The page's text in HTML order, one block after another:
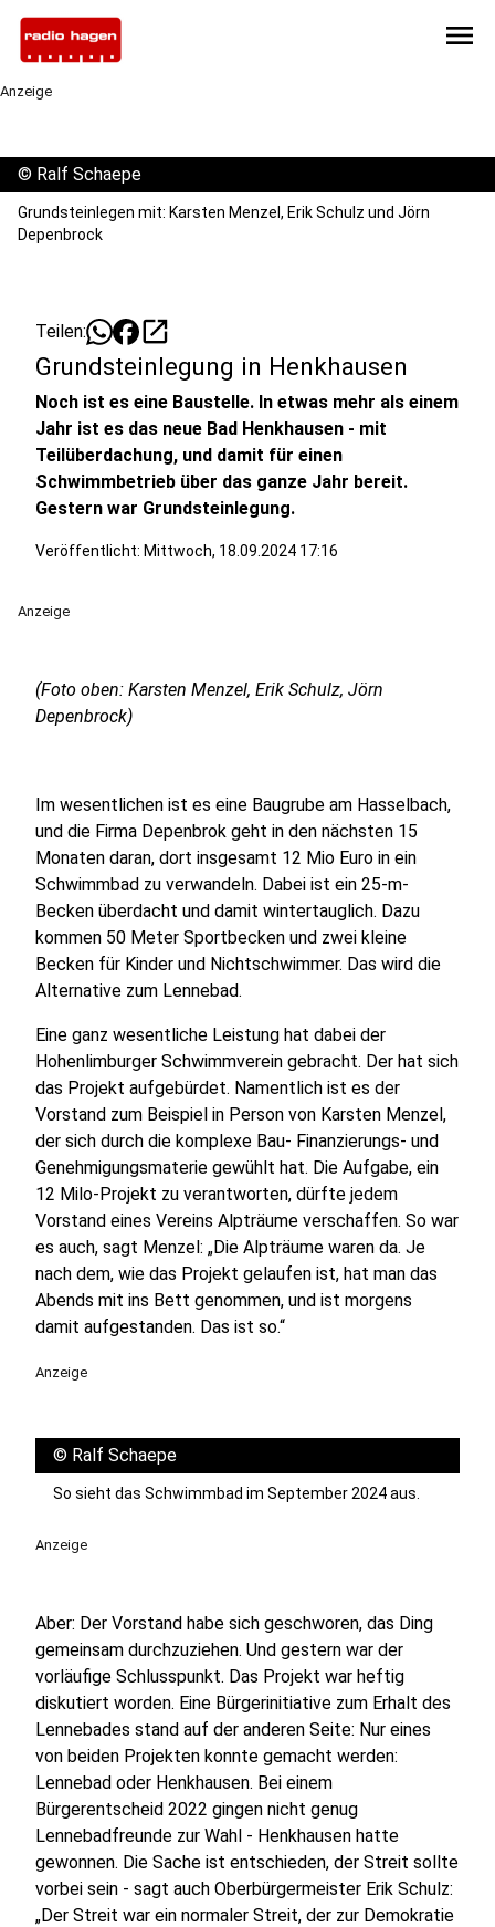
menu
Anzeige
© Ralf Schaepe
Grundsteinlegen mit: Karsten Menzel, Erik Schulz und Jörn
Depenbrock
Teilen: open_in_new
Grundsteinlegung in Henkhausen
Noch ist es eine Baustelle. In etwas mehr als einem
Jahr ist es das neue Bad Henkhausen - mit
Teilüberdachung, und damit für einen
Schwimmbetrieb über das ganze Jahr bereit.
Gestern war Grundsteinlegung.
Veröffentlicht: Mittwoch, 18.09.2024 17:16
Anzeige
(Foto oben: Karsten Menzel, Erik Schulz, Jörn
Depenbrock)
Im wesentlichen ist es eine Baugrube am Hasselbach,
und die Firma Depenbrok geht in den nächsten 15
Monaten daran, dort insgesamt 12 Mio Euro in ein
Schwimmbad zu verwandeln. Dabei ist ein 25-m-
Becken überdacht und damit wintertauglich. Dazu
kommen 50 Meter Sportbecken und zwei kleine
Becken für Kinder und Nichtschwimmer. Das wird die
Alternative zum Lennebad.
Eine ganz wesentliche Leistung hat dabei der
Hohenlimburger Schwimmverein gebracht. Der hat sich
das Projekt aufgebürdet. Namentlich ist es der
Vorstand zum Beispiel in Person von Karsten Menzel,
der sich durch die komplexe Bau- Finanzierungs- und
Genehmigungsmaterie gewühlt hat. Die Aufgabe, ein
12 Milo-Projekt zu verantworten, dürfte jedem
Vorstand eines Vereins Alpträume verschaffen. So war
es auch, sagt Menzel: „Die Alpträume waren da. Je
nach dem, wie das Projekt gelaufen ist, hat man das
Abends mit ins Bett genommen, und ist morgens
damit aufgestanden. Das ist so.“
Anzeige
© Ralf Schaepe
So sieht das Schwimmbad im September 2024 aus.
Anzeige
Aber: Der Vorstand habe sich geschworen, das Ding
gemeinsam durchzuziehen. Und gestern war der
vorläufige Schlusspunkt. Das Projekt war heftig
diskutiert worden. Eine Bürgerinitiative zum Erhalt des
Lennebades stand auf der anderen Seite: Nur eines
von beiden Projekten konnte gemacht werden:
Lennebad oder Henkhausen. Bei einem
Bürgerentscheid 2022 gingen nicht genug
Lennebadfreunde zur Wahl - Henkhausen hatte
gewonnen. Die Sache ist entschieden, der Streit sollte
vorbei sein - sagt auch Oberbürgermeister Erik Schulz:
„Der Streit war ein normaler Streit, der zur Demokratie